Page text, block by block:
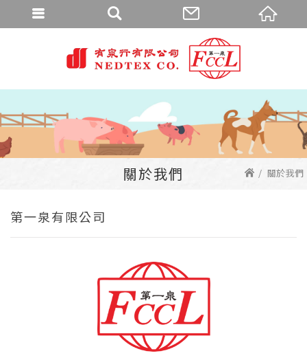
關於我們 關於我們
第一泉有限公司